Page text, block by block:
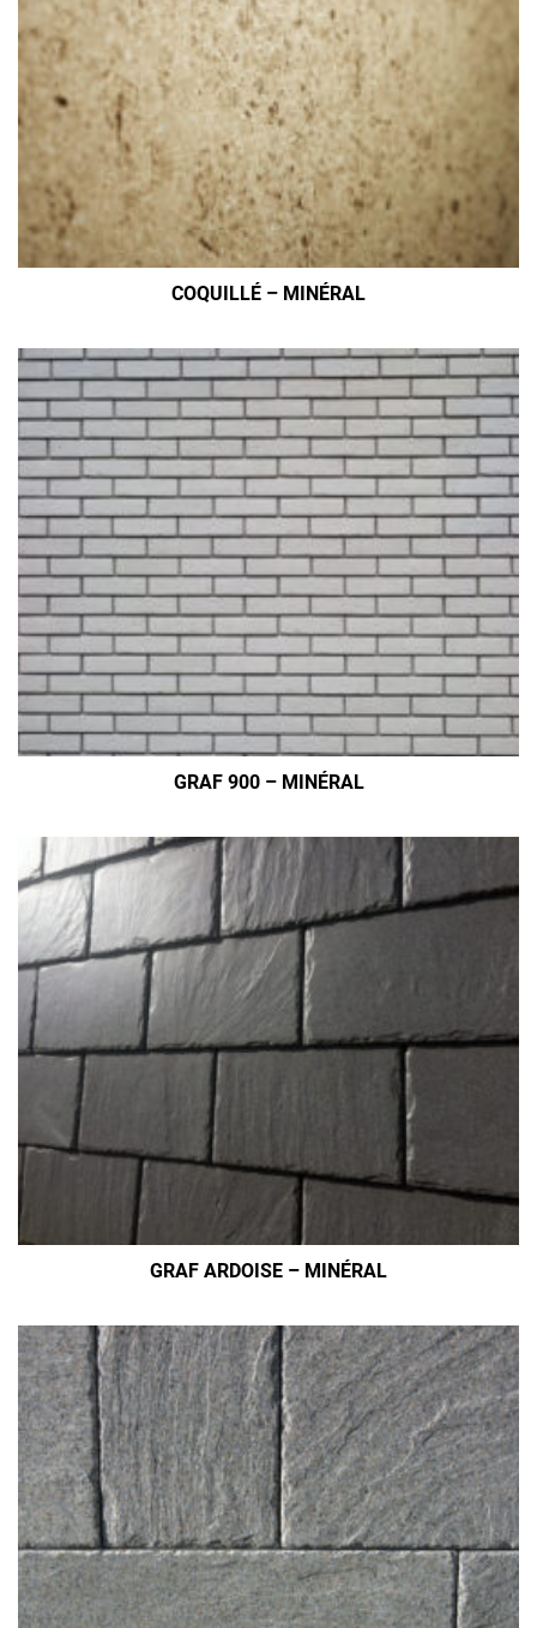
COQUILLÉ – MINÉRAL
GRAF 900 – MINÉRAL
GRAF ARDOISE – MINÉRAL